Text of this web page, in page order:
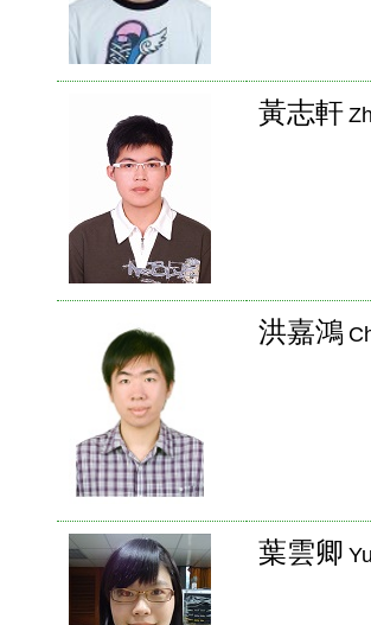
黃志軒
洪嘉鴻
葉雲卿